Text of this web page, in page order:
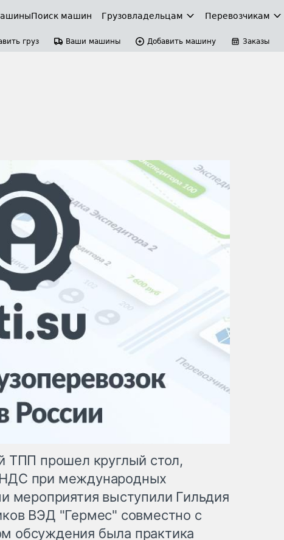
Поиск машин Грузовладельцам Перевозчикам
груз Ваши машины Добавить машину Заказы
ТПП прошел круглый стол,
при международных
мероприятия выступили Гильдия
ВЭД "Гермес" совместно с
обсуждения была практика